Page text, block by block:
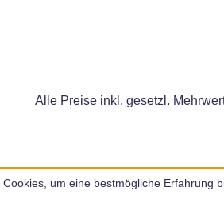
Alle Preise inkl. gesetzl.
um eine bestmögliche Erfahrung